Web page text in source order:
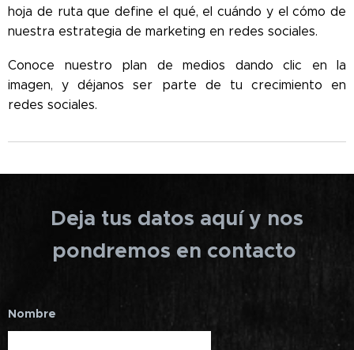
hoja de ruta que define el qué, el cuándo y el cómo de
nuestra estrategia de marketing en redes sociales.
Conoce nuestro plan de medios dando clic en la
imagen, y déjanos ser parte de tu crecimiento en
redes sociales.
Deja tus datos aquí y nos
pondremos en contacto
Nombre